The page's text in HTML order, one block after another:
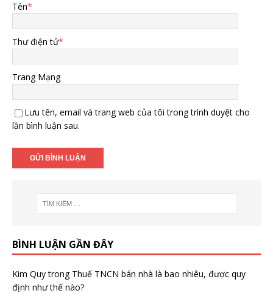
Tên*
Thư điện tử*
Trang Mạng
Lưu tên, email và trang web của tôi trong trình duyệt cho
lần bình luận sau.
BÌNH LUẬN GẦN ĐÂY
Kim Quytrong Thuế TNCN bán nhà là bao nhiêu, được quy
định như thế nào?